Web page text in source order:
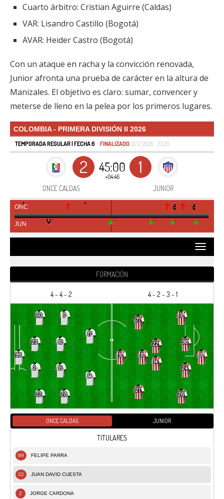
Cuarto árbitro: Cristian Aguirre (Caldas)
VAR: Lisandro Castillo (Bogotá)
AVAR: Heider Castro (Bogotá)
Con un ataque en racha y la convicción renovada,
Junior afronta una prueba de carácter en la altura de
Manizales. El objetivo es claro: sumar, convencer y
meterse de lleno en la pelea por los primeros lugares.